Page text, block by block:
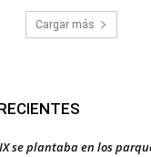
Cargar más
se plantaba en los